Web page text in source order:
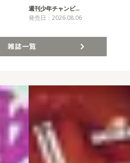
週刊少年チャンピ…
発売日：2026.08.06